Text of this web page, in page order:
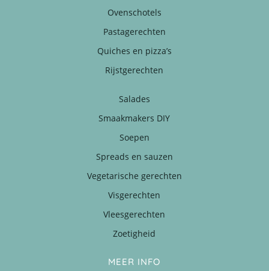
Ovenschotels
Pastagerechten
Quiches en pizza’s
Rijstgerechten
Salades
Smaakmakers DIY
Soepen
Spreads en sauzen
Vegetarische gerechten
Visgerechten
Vleesgerechten
Zoetigheid
MEER INFO